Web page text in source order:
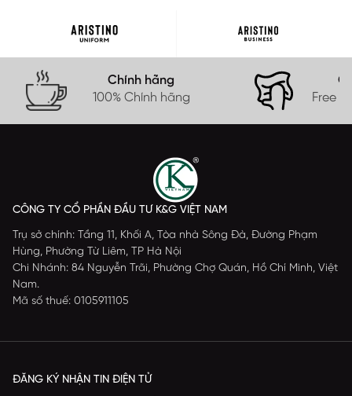
Chính hãng
100% Chính hãng
Free
CÔNG TY CỔ PHẦN ĐẦU TƯ K&G VIỆT NAM
Trụ sở chính: Tầng 11, Khối A, Tòa nhà Sông Đà, Đường Phạm
Hùng, Phường Từ Liêm, TP Hà Nội
Chi Nhánh: 84 Nguyễn Trãi, Phường Chợ Quán, Hồ Chí Minh, Việt
Nam.
Mã số thuế: 0105911105
ĐĂNG KÝ NHẬN TIN ĐIỆN TỬ